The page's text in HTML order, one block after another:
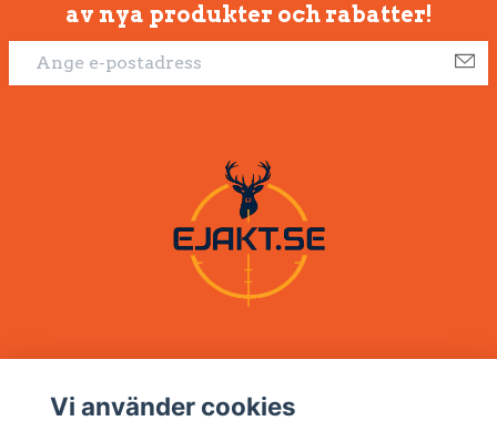
av nya produkter och rabatter!
Om oss
Vi använder cookies